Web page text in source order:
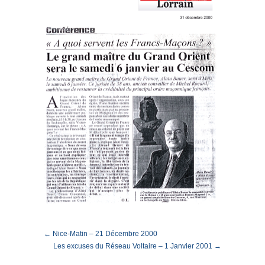
← Nice-Matin – 21 Décembre 2000
Les excuses du Réseau Voltaire – 1 Janvier 2001 →